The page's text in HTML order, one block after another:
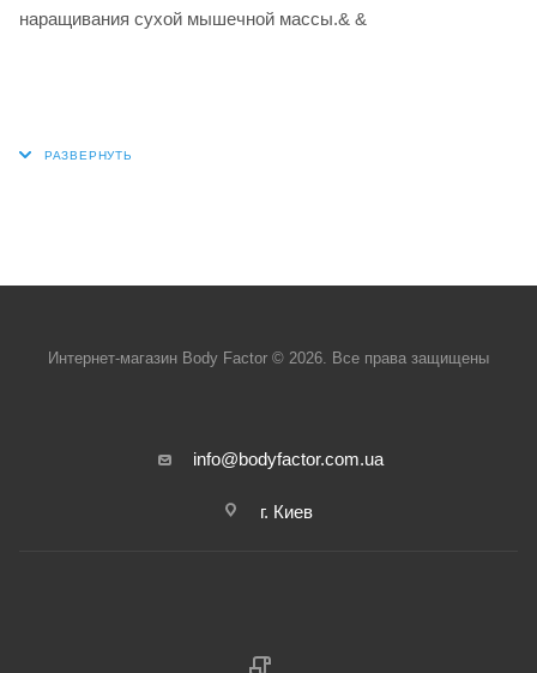
наращивания сухой мышечной массы.& &
Интернет-магазин Body Factor © 2026. Все права защищены
info@bodyfactor.com.ua
г. Киев